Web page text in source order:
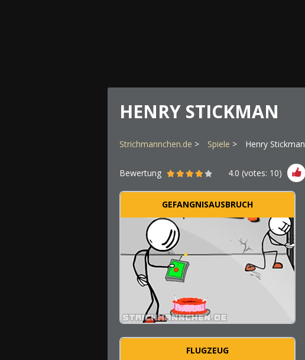
HENRY STICKMAN
Strichmannchen.de Spiele Henry Stickman
Bewertung 4.0 (votes: 10)
GEFANGNISAUSBRUCH
FLUGZEUG